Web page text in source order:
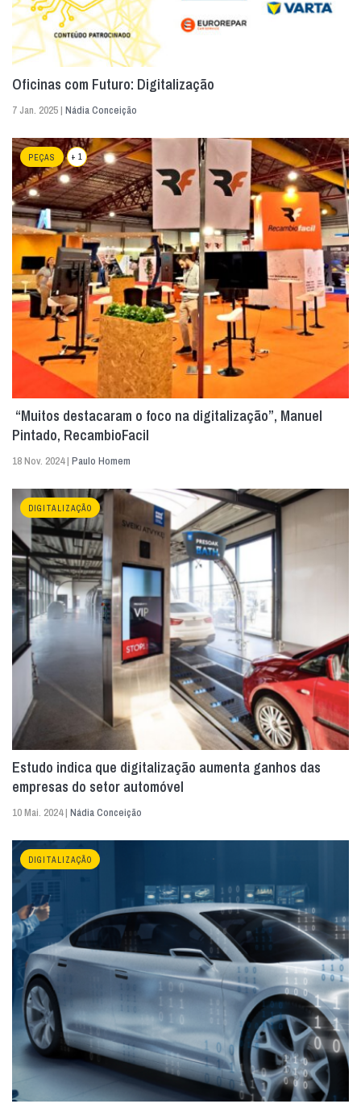
Oficinas com Futuro: Digitalização
7 Jan. 2025 | Nádia Conceição
PEÇAS + 1
“Muitos destacaram o foco na digitalização”, Manuel
Pintado, RecambioFacil
18 Nov. 2024 | Paulo Homem
DIGITALIZAÇÃO
Estudo indica que digitalização aumenta ganhos das
empresas do setor automóvel
10 Mai. 2024 | Nádia Conceição
DIGITALIZAÇÃO